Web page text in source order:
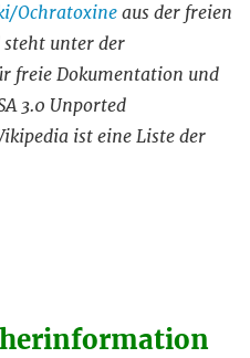
Ochratoxine aus der freien
steht unter der
freie Dokumentation und
3.0 Unported
ist eine Liste der